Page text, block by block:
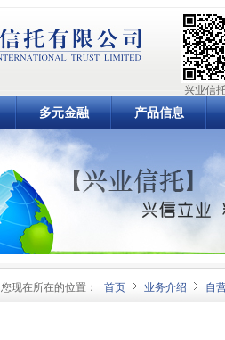
兴业信
多元金融 产品信息
您现在所在的位置： 首页 业务介绍 自